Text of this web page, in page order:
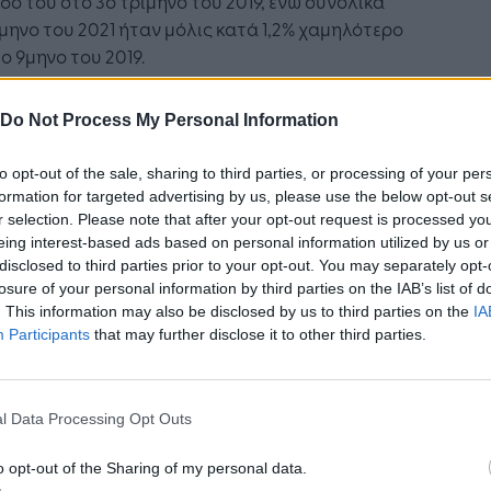
Do Not Process My Personal Information
opt-out of the sale, sharing to third parties, or processing of your
for targeted advertising by us, please use the below opt-out
selection. Please note that after your opt-out request is processed
interest-based ads based on personal information utilized by us
to third parties prior to your opt-out. You may separately
of your personal information by third parties on the IAB’s list of
This information may also be disclosed by us to third parties on the
Participants that may further disclose it to other third parties.
Data Processing Opt Outs
opt-out of the Sharing of my personal data.
του 2021 ήταν μόλις κατά 1,2% χαμηλότερο
9μηνο του 2019.
την επιταχυνόμενη ανάκαμψη του τουρισμού
την κεκτημένη δυναμική της εγχώριας
επιβεβαίωσε τις εκτιμήσεις μας για αυτό το
κατανάλωση αυξήθηκε κατά 8,6% ετησίως
από την άρση της αβεβαιότητας,
απόθεμα ρευστότητας και την εύρωστη
της αγοράς εργασίας, με το ποσοστό ανεργίας
απασχόληση να αυξάνει με μέσο ετήσιο
εισόδημα των νοικοκυριών εκτιμάται ότι